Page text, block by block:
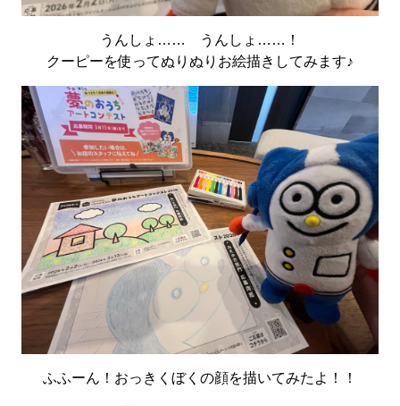
うんしょ…… うんしょ……！
クーピーを使ってぬりぬりお絵描きしてみます♪
ふふーん！おっきくぼくの顔を描いてみたよ！！